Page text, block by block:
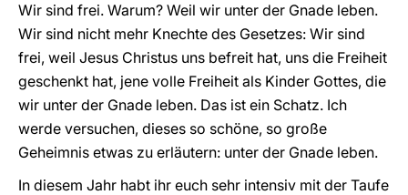
Wir sind frei. Warum? Weil wir unter der Gnade leben.
Wir sind nicht mehr Knechte des Gesetzes: Wir sind
frei, weil Jesus Christus uns befreit hat, uns die Freiheit
geschenkt hat, jene volle Freiheit als Kinder Gottes, die
wir unter der Gnade leben. Das ist ein Schatz. Ich
werde versuchen, dieses so schöne, so große
Geheimnis etwas zu erläutern: unter der Gnade leben.
In diesem Jahr habt ihr euch sehr intensiv mit der Taufe